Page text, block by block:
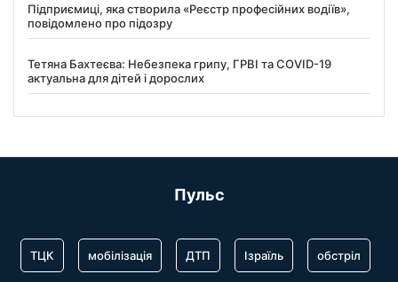
Підприємиці, яка створила «Реєстр професійних водіїв»,
повідомлено про підозру
Тетяна Бахтеєва: Небезпека грипу, ГРВІ та COVID-19
актуальна для дітей і дорослих
Пульс
ТЦК мобілізація ДТП Ізраїль обстріл